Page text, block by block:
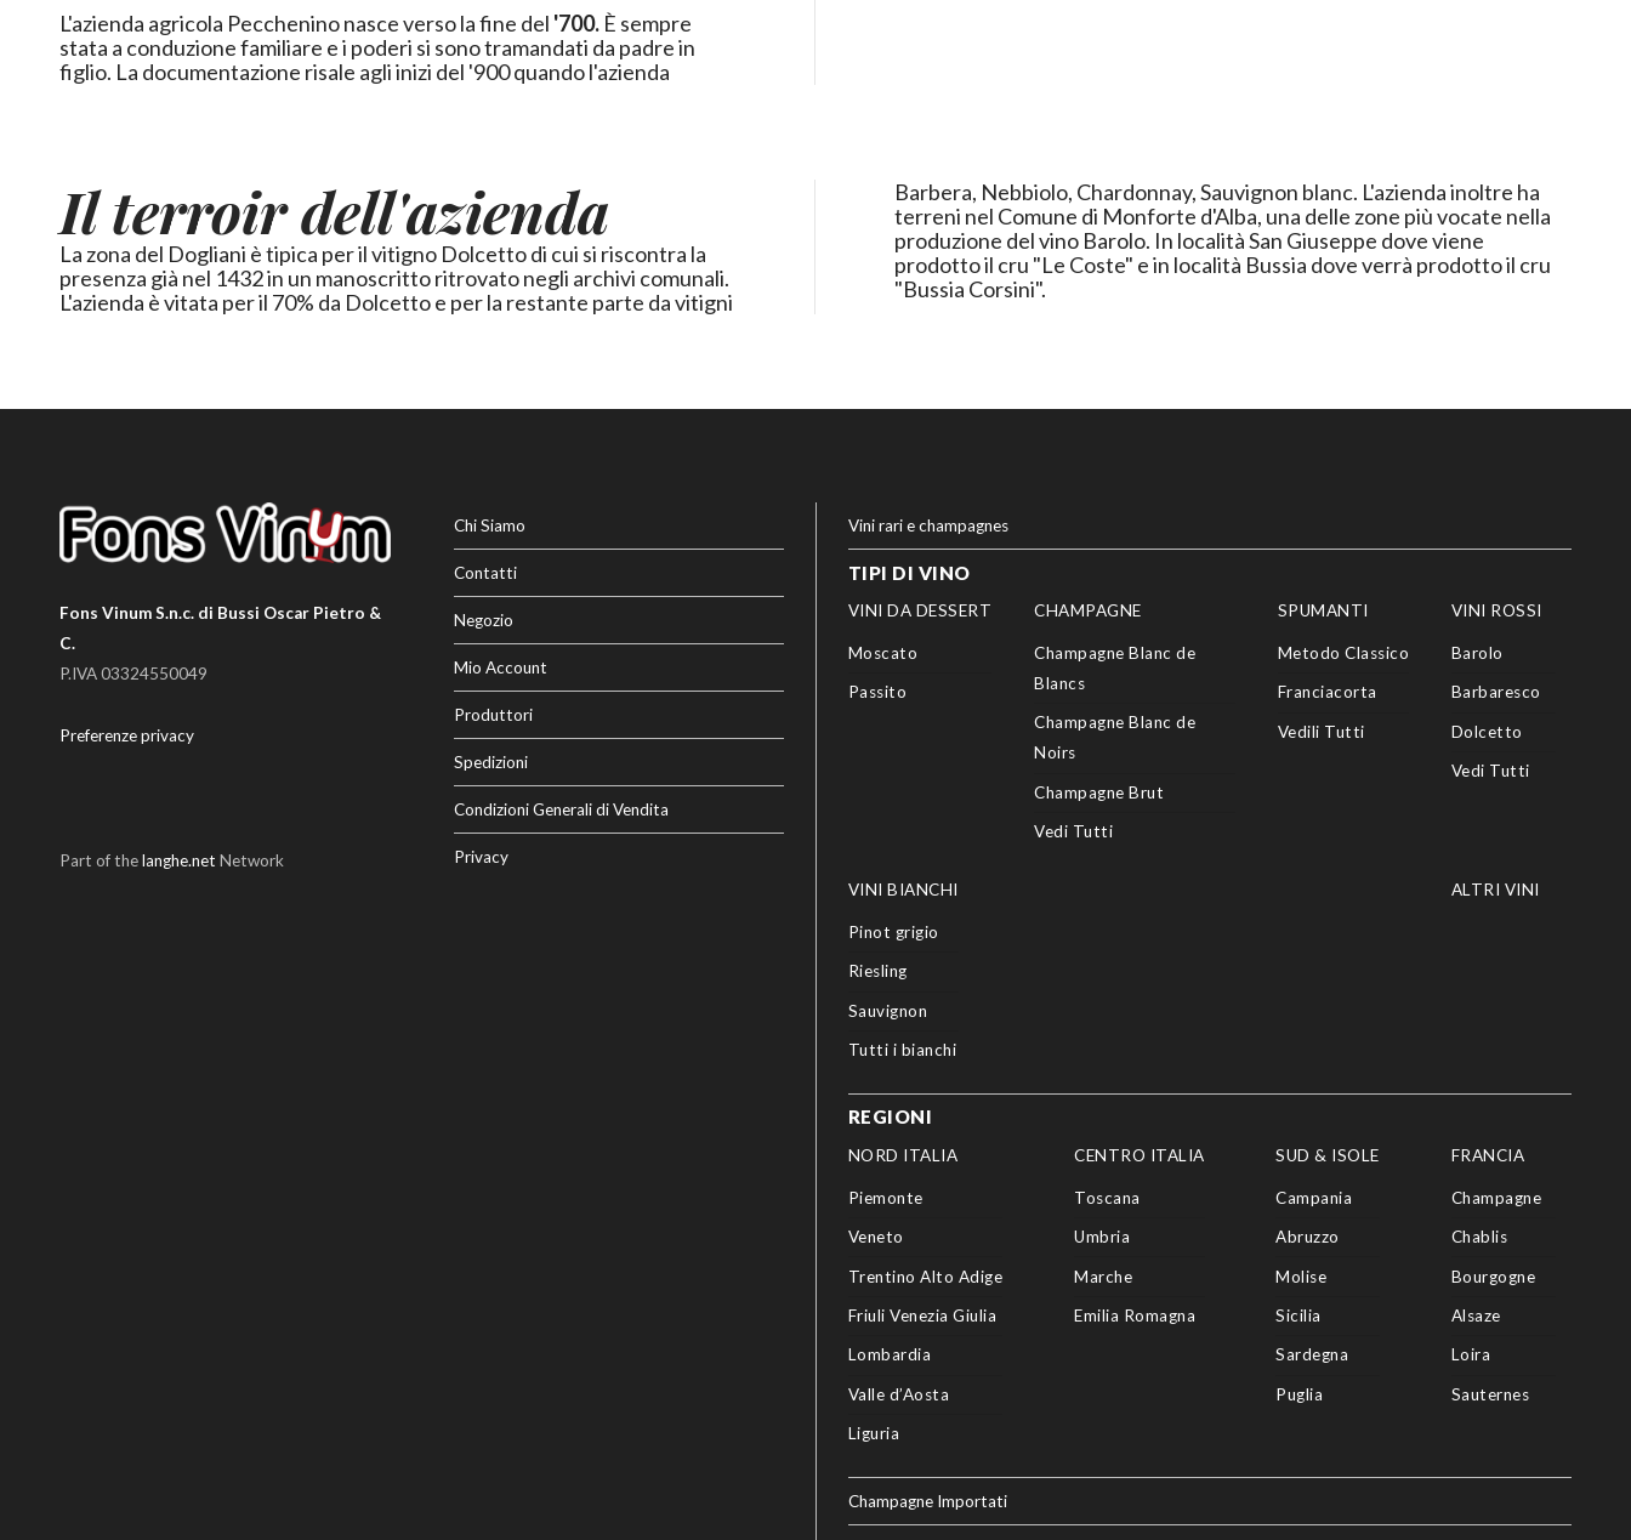
L'azienda agricola Pecchenino nasce verso la fine del '700. È sempre
stata a conduzione familiare e i poderi si sono tramandati da padre in
figlio. La documentazione risale agli inizi del '900 quando l'azienda
Il terroir dell'azienda
La zona del Dogliani è tipica per il vitigno Dolcetto di cui si riscontra la
presenza già nel 1432 in un manoscritto ritrovato negli archivi comunali.
L'azienda è vitata per il 70% da Dolcetto e per la restante parte da vitigni
Barbera, Nebbiolo, Chardonnay, Sauvignon blanc. L'azienda inoltre ha
terreni nel Comune di Monforte d'Alba, una delle zone più vocate nella
produzione del vino Barolo. In località San Giuseppe dove viene
prodotto il cru "Le Coste" e in località Bussia dove verrà prodotto il cru
"Bussia Corsini".
Fons Vinum S.n.c. di Bussi Oscar Pietro &
C.
P.IVA 03324550049
Preferenze privacy
Part of thelanghe.net Network
Chi Siamo
Contatti
Negozio
Mio Account
Produttori
Spedizioni
Condizioni Generali di Vendita
Privacy
Vini rari e champagnes
TIPI DI VINO
VINI DA DESSERT
Moscato
Passito
CHAMPAGNE
Champagne Blanc de
Blancs
Champagne Blanc de
Noirs
Champagne Brut
Vedi Tutti
SPUMANTI
Metodo Classico
Franciacorta
Vedili Tutti
VINI ROSSI
Barolo
Barbaresco
Dolcetto
Vedi Tutti
VINI BIANCHI
Pinot grigio
Riesling
Sauvignon
Tutti i bianchi
ALTRI VINI
REGIONI
NORD ITALIA
Piemonte
Veneto
Trentino Alto Adige
Friuli Venezia Giulia
Lombardia
Valle d’Aosta
Liguria
CENTRO ITALIA
Toscana
Umbria
Marche
Emilia Romagna
SUD & ISOLE
Campania
Abruzzo
Molise
Sicilia
Sardegna
Puglia
FRANCIA
Champagne
Chablis
Bourgogne
Alsaze
Loira
Sauternes
Champagne Importati